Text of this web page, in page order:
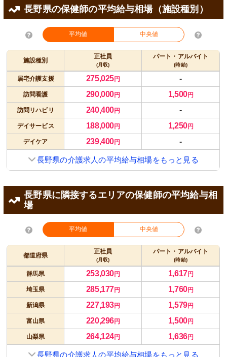
長野県の保健師の平均給与相場（施設種別）
平均値 中央値
施設種別
正社員
(月収)
パート・アルバイト
(時給)
居宅介護支援 275,025円 -
訪問看護 290,000円 1,500円
訪問リハビリ 240,400円 -
デイサービス 188,000円 1,250円
デイケア 239,400円 -
長野県の介護求人の平均給与相場をもっと見る
長野県に隣接するエリアの保健師の平均給与相
場
平均値 中央値
都道府県
正社員
(月収)
パート・アルバイト
(時給)
群馬県 253,030円 1,617円
埼玉県 285,177円 1,760円
新潟県 227,193円 1,579円
富山県 220,296円 1,500円
山梨県 264,124円 1,636円
長野県の介護求人の平均給与相場をもっと見る